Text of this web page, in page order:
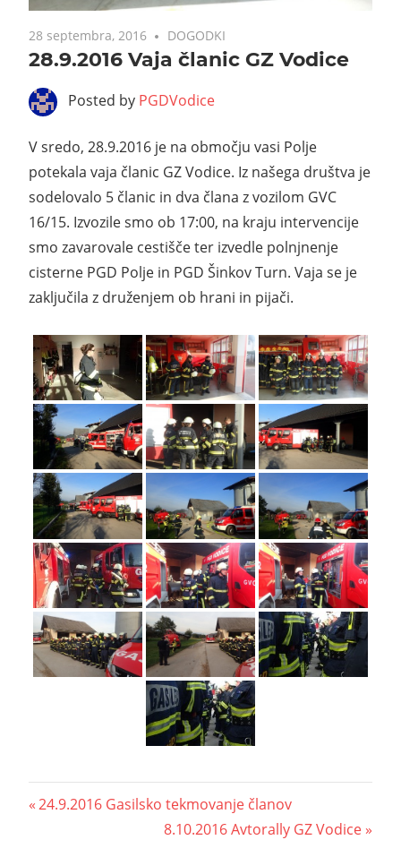
28 septembra, 2016 DOGODKI
28.9.2016 Vaja članic GZ Vodice
Posted by PGDVodice
V sredo, 28.9.2016 je na območju vasi Polje
potekala vaja članic GZ Vodice. Iz našega društva je
sodelovalo 5 članic in dva člana z vozilom GVC
16/15. Izvozile smo ob 17:00, na kraju intervencije
smo zavarovale cestišče ter izvedle polnjnenje
cisterne PGD Polje in PGD Šinkov Turn. Vaja se je
zaključila z druženjem ob hrani in pijači.
24.9.2016 Gasilsko tekmovanje članov
8.10.2016 Avtorally GZ Vodice